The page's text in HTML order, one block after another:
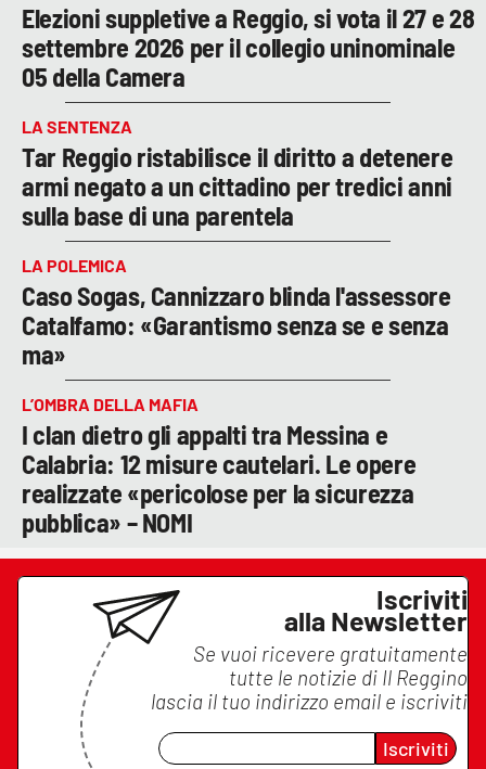
Elezioni suppletive a Reggio, si vota il 27 e 28
settembre 2026 per il collegio uninominale
05 della Camera
LA SENTENZA
Tar Reggio ristabilisce il diritto a detenere
armi negato a un cittadino per tredici anni
sulla base di una parentela
LA POLEMICA
Caso Sogas, Cannizzaro blinda l'assessore
Catalfamo: «Garantismo senza se e senza
ma»
L’OMBRA DELLA MAFIA
I clan dietro gli appalti tra Messina e
Calabria: 12 misure cautelari. Le opere
realizzate «pericolose per la sicurezza
pubblica» – NOMI
Iscriviti
alla Newsletter
Se vuoi ricevere gratuitamente
tutte le notizie di Il Reggino
lascia il tuo indirizzo email e iscriviti
Iscriviti